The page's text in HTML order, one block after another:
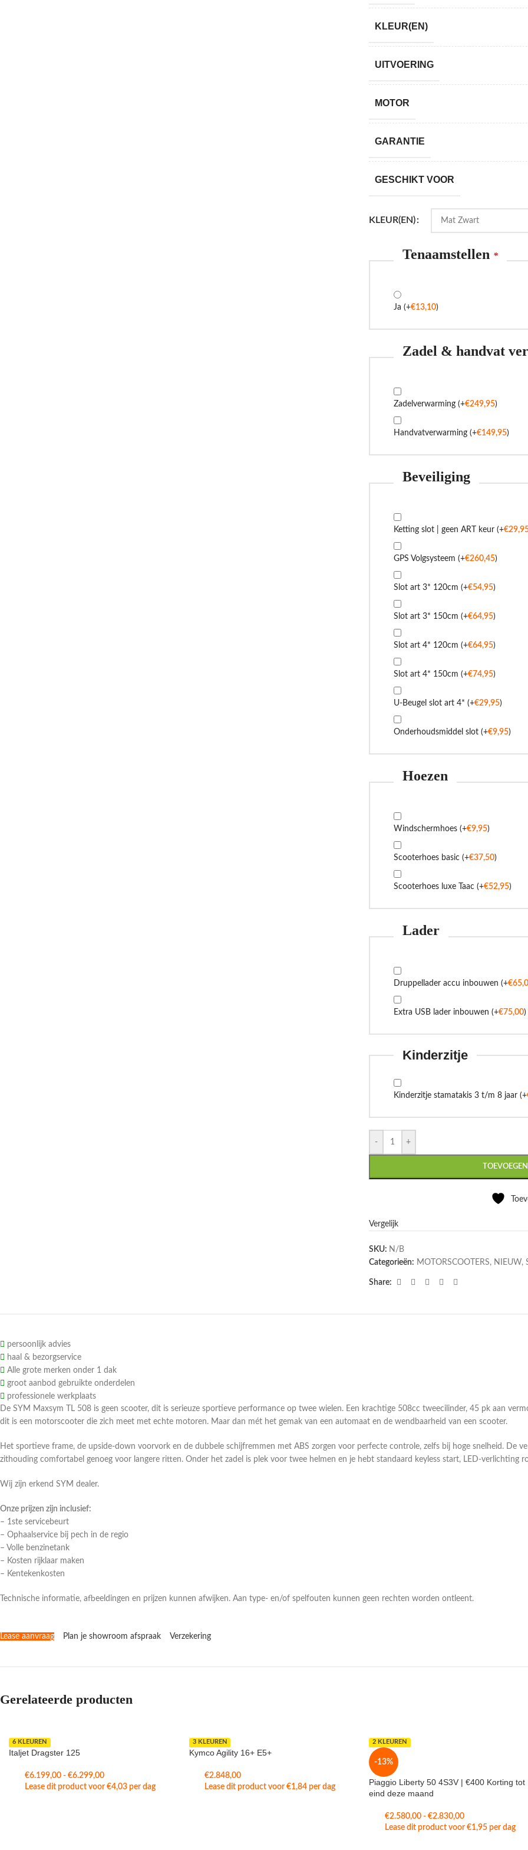
KLEUR(EN)
UITVOERING
MOTOR
GARANTIE
GESCHIKT VOOR
KLEUR(EN)
Tenaamstellen *
Ja (+€13,10)
Zadel & handvat
Zadelverwarming (+€249,95)
Handvatverwarming (+€149,95)
Beveiliging
Ketting slot | geen ART keur (+€
GPS Volgsysteem (+€260,45)
Slot art 3* 120cm (+€54,95)
Slot art 3* 150cm (+€64,95)
Slot art 4* 120cm (+€64,95)
Slot art 4* 150cm (+€74,95)
U-Beugel slot art 4* (+€29,95)
Onderhoudsmiddel slot (+€9,95)
Hoezen
Windschermhoes (+€9,95)
Scooterhoes basic (+€37,50)
Scooterhoes luxe Taac (+€52,95)
Lader
Druppellader accu inbouwen (+€
Extra USB lader inbouwen (+€75,00)
Kinderzitje
Kinderzitje stamatakis 3 t/m 8 jaar (+
- +
Vergelijk
SKU: N/B
Categorieën: MOTORSCOOTERS, NIEUW,
Share:
persoonlijk advies
haal & bezorgservice
Alle grote merken onder 1 dak
groot aanbod gebruikte onderdelen
professionele werkplaats
De SYM Maxsym TL 508 is geen scooter, dit is serieuze sportieve performance op twee wielen. Een krachtige 508cc tweecilinder, 45 pk aan
dit is een motorscooter die zich meet met echte motoren. Maar dan mét het gemak van een automaat en de wendbaarheid van een scooter.
Het sportieve frame, de upside-down voorvork en de dubbele schijfremmen met ABS zorgen voor perfecte controle, zelfs bij hoge snelheid. De
zithouding comfortabel genoeg voor langere ritten. Onder het zadel is plek voor twee helmen en je hebt standaard keyless start, LED-verlichting
Wij zijn erkend SYM dealer.
Onze prijzen zijn inclusief:
– 1ste servicebeurt
– Ophaalservice bij pech in de regio
– Volle benzinetank
– Kosten rijklaar maken
– Kentekenkosten
Technische informatie, afbeeldingen en prijzen kunnen afwijken. Aan type- en/of spelfouten kunnen geen rechten worden ontleent.
Lease aanvraag Plan je showroom afspraak Verzekering
Gerelateerde producten
6 KLEUREN
Italjet Dragster 125
€6.199,00 - €6.299,00
Lease dit product voor €4,03per dag
3 KLEUREN
Kymco Agility 16+ E5+
€2.848,00
Lease dit product voor€1,84 per dag
2 KLEUREN
-13%
Piaggio Liberty 50 4S3V | €400 Korting tot
eind deze maand
€2.580,00 - €2.830,00
Lease dit product voor €1,95per dag